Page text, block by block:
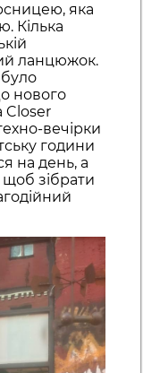
яка
Кілька
ланцюжок.
нового
Closer
вечірки
години
на день, а
щоб зібрати